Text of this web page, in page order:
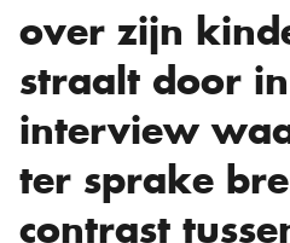
over zijn
straalt door
interview
ter sprake
contrast